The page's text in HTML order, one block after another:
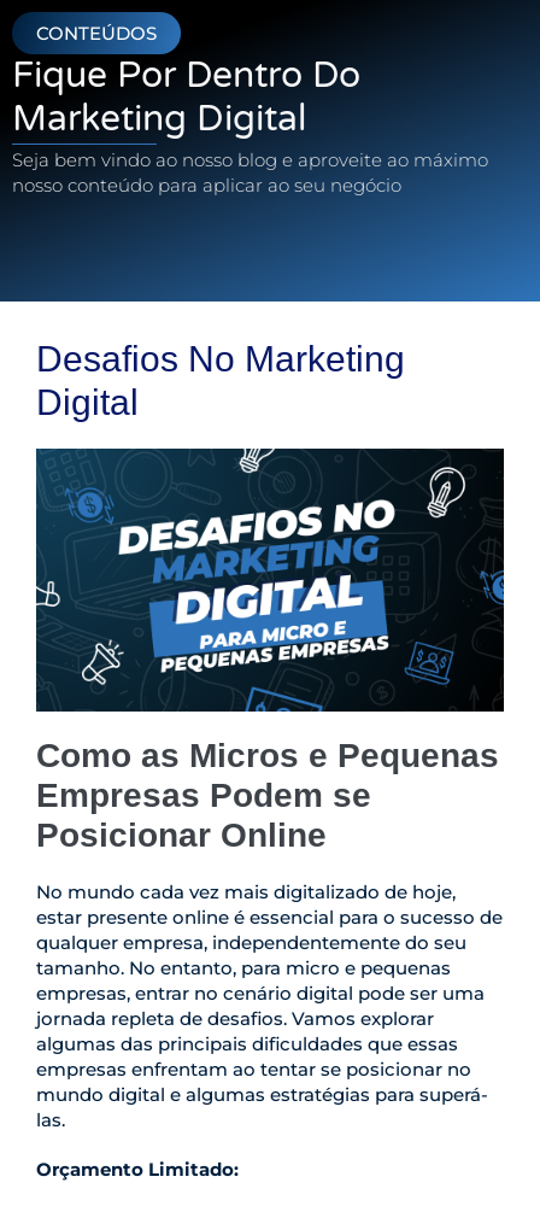
CONTEÚDOS
Fique Por Dentro Do
Marketing Digital
Seja bem vindo ao nosso blog e aproveite ao máximo
nosso conteúdo para aplicar ao seu negócio
Desafios No Marketing
Digital
Como as Micros e Pequenas
Empresas Podem se
Posicionar Online
No mundo cada vez mais digitalizado de hoje,
estar presente online é essencial para o sucesso de
qualquer empresa, independentemente do seu
tamanho. No entanto, para micro e pequenas
empresas, entrar no cenário digital pode ser uma
jornada repleta de desafios. Vamos explorar
algumas das principais dificuldades que essas
empresas enfrentam ao tentar se posicionar no
mundo digital e algumas estratégias para superá-
las.
Orçamento Limitado: